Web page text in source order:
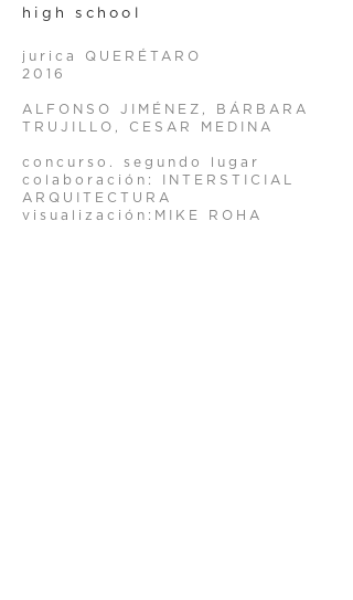
jurica QUERÉTARO
2016
ALFONSO JIMÉNEZ, BÁRBARA
TRUJILLO, CESAR MEDINA
concurso. segundo lugar
colaboración: INTERSTICIAL
ARQUITECTURA
visualización:MIKE ROHA
high school